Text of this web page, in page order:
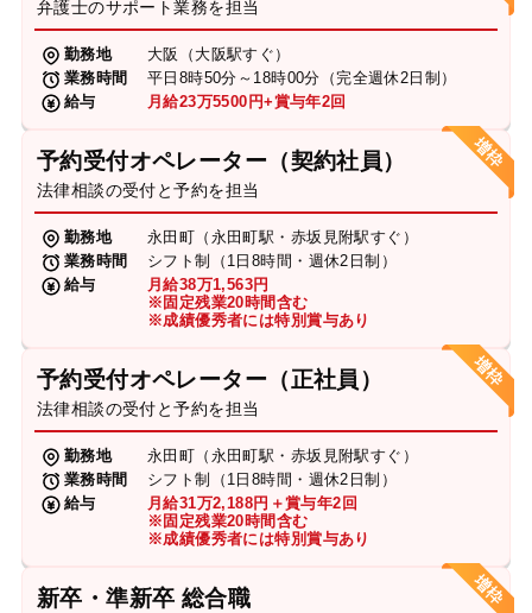
弁護士のサポート業務を担当
勤務地
大阪（大阪駅すぐ）
業務時間
平日8時50分～18時00分（完全週休2日制）
給与
月給23万5500円+賞与年2回
予約受付オペレーター（契約社員）
法律相談の受付と予約を担当
勤務地
永田町（永田町駅・赤坂見附駅すぐ）
業務時間
シフト制（1日8時間・週休2日制）
給与
月給38万1,563円
※固定残業20時間含む
※成績優秀者には特別賞与あり
予約受付オペレーター（正社員）
法律相談の受付と予約を担当
勤務地
永田町（永田町駅・赤坂見附駅すぐ）
業務時間
シフト制（1日8時間・週休2日制）
給与
月給31万2,188円＋賞与年2回
※固定残業20時間含む
※成績優秀者には特別賞与あり
新卒・準新卒 総合職